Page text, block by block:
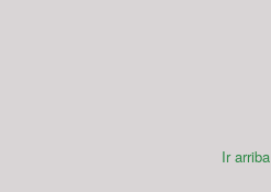
Ir arriba